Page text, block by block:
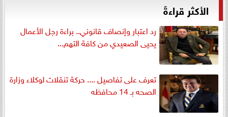
الأكثر قراءةً
رد اعتبار وإنصاف قانوني.. براءة رجل الأعمال
يحيى الصعيدي من كافة التهم...
تعرف على تفاصيل .... حركة تنقلات لوكلاء وزارة
الصحه بـ 14 محافظه